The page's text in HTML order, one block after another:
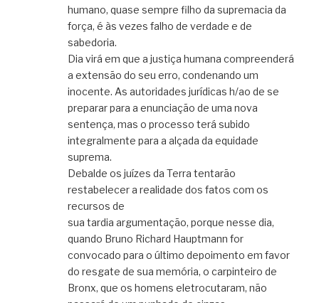
humano, quase sempre filho da supremacia da
força, é às vezes falho de verdade e de
sabedoria.
Dia virá em que a justiça humana compreenderá
a extensão do seu erro, condenando um
inocente. As autoridades jurídicas h/ao de se
preparar para a enunciação de uma nova
sentença, mas o processo terá subido
integralmente para a alçada da equidade
suprema.
Debalde os juízes da Terra tentarão
restabelecer a realidade dos fatos com os
recursos de
sua tardia argumentação, porque nesse dia,
quando Bruno Richard Hauptmann for
convocado para o último depoimento em favor
do resgate de sua memória, o carpinteiro de
Bronx, que os homens eletrocutaram, não